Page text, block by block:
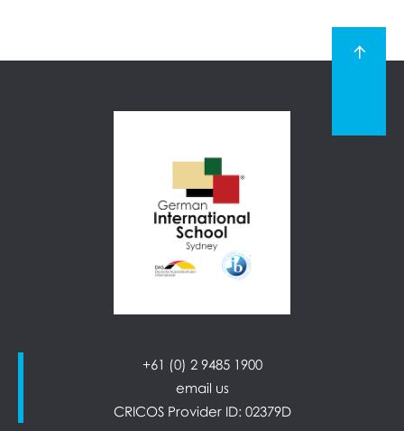
+61 (0) 2 9485 1900
email us
CRICOS Provider ID: 02379D